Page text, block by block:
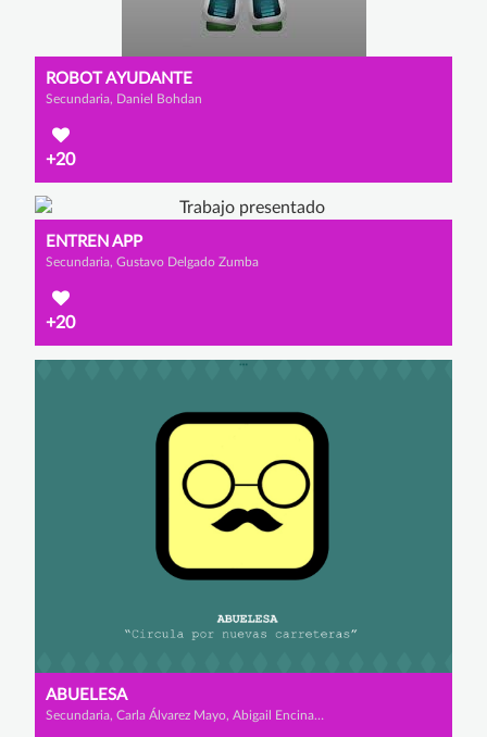
ROBOT AYUDANTE
Secundaria, Daniel Bohdan
+20
ENTREN APP
Secundaria, Gustavo Delgado Zumba
+20
ABUELESA
Secundaria, Carla Álvarez Mayo, Abigail Encinas Serrano y Lucía García del Prado